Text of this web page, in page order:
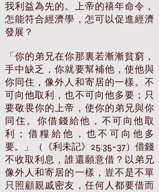
我利益為先的。上帝的禧年命令，
怎能符合經濟學，怎可以促進經濟
發展？
「你的弟兄在你那裏若漸漸貧窮，
手中缺乏，你就要幫補他，使他與
你同住，像外人和寄居的一樣。不
可向他取利，也不可向他多要；只
要敬畏你的上帝，使你的弟兄與你
同住。你借錢給他，不可向他取
利；借糧給他，也不可向他多
要。」（《利未記》25:35-37）借錢
不收取利息，誰還願意借？以弟兄
像外人和寄居的一樣，豈不是不單
只照顧親戚密友，任何人都要借而